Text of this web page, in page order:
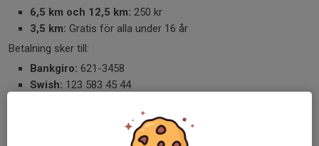
6,5 km och 12,5 km: 250 kr
3,5 km: Gratis för alla under 16 år
Betalning sker till:
Bankgiro: 621-3458
Swish: 123 583 45 44
Det finns möjlighet att boka någon av våra ställplatser via:
https://www.campingspot.com/sv/docks/703-storvik